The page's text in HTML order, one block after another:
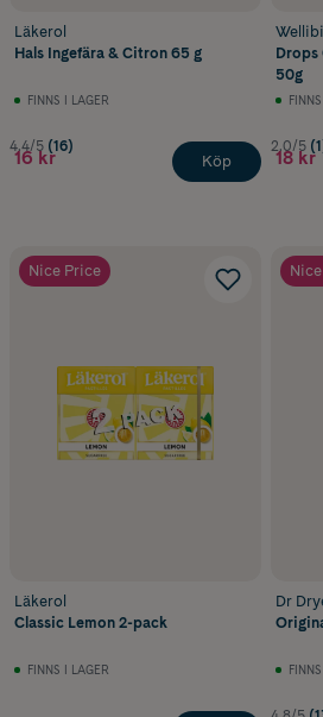
Läkerol
Hals Ingefära & Citron 65 g
FINNS I LAGER
4.4/5 (16)
16 kr Köp
Drops
50g
2.0/5
18 kr
Nice Price
Läkerol
Classic Lemon 2-pack
FINNS I LAGER
Dr